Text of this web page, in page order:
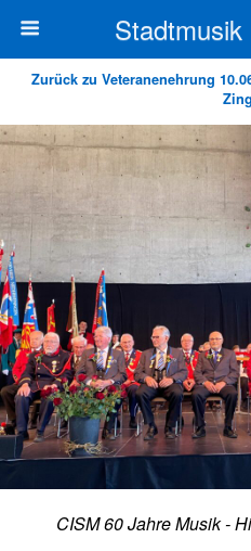
Zurück zu Veteranenehrung
CISM 60 Jahre Musik -